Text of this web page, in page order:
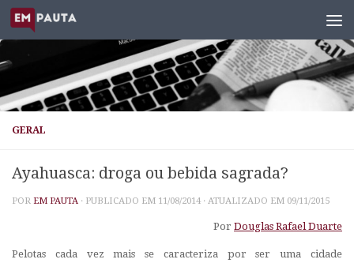
Skip to content
GERAL
Ayahuasca: droga ou bebida sagrada?
POR EM PAUTA · PUBLICADO EM 11/08/2014 · ATUALIZADO EM 09/11/2015
Por Douglas Rafael Duarte
Pelotas cada vez mais se caracteriza por ser uma cidade